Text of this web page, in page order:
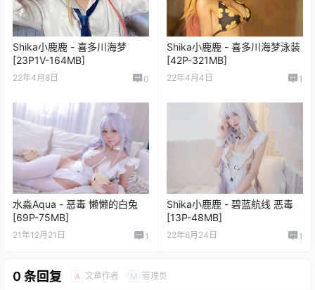
Shika小鹿鹿 - 喜多川海梦
[23P1V-164MB]
22年4月8日 0
Shika小鹿鹿 - 喜多川海梦泳装
[42P-321MB]
22年4月4日 1
水淼Aqua - 恶毒 懒懒的白兔
[69P-75MB]
21年12月21日 1
Shika小鹿鹿 - 碧蓝航线 恶毒
[13P-48MB]
22年6月24日 1
0 条回复 A 文章作者 M 管理员